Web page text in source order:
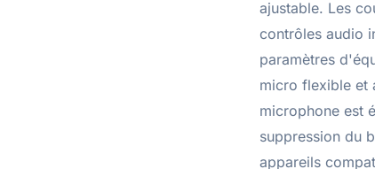
ajustable. Les
contrôles audio
paramètres
micro flexible et
microphone est
suppression du
appareils